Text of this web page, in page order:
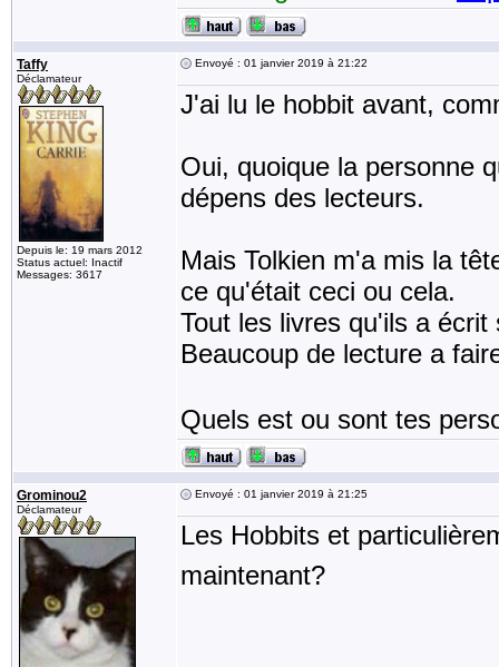
Taffy
Déclamateur
Depuis le: 19 mars 2012
Status actuel: Inactif
Messages: 3617
Envoyé : 01 janvier 2019 à 21:22
J'ai lu le hobbit avant,
Oui, quoique la personne
dépens des lecteurs.
Mais Tolkien m'a mis la
ce qu'était ceci ou cela.
Tout les livres qu'ils a
Beaucoup de lecture a
Quels est ou sont tes
Grominou2
Déclamateur
Envoyé : 01 janvier 2019 à 21:25
Les Hobbits et
maintenant?